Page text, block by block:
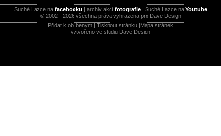
Suché Lazce na facebooku | archiv akcí fotografie| Suché Lazce na Youtube
© 2002 - 2026 všechna práva vyhrazena pro Dave Design
Přidat k oblíbeným | Tisknout stránku |Mapa stránek
vytvořeno ve studiu Dave Design